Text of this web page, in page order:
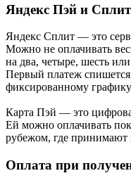
Яндекс Пэй и Сплит
Яндекс Cплит — это
Можно не оплачивать
на два, четыре, шесть
Первый платеж
фиксированному
Карта Пэй — это
Ей можно оплачивать
рубежом, где принимают
Оплата при